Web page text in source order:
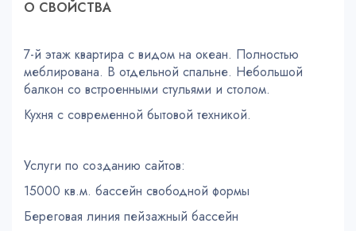
О СВОЙСТВA
7-й этаж квартира с видом на океан. Полностью
меблирована. В отдельной спальне. Небольшой
балкон со встроенными стульями и столом.
Кухня с современной бытовой техникой.
Услуги по созданию сайтов:
15000 кв.м. бассейн свободной формы
Береговая линия пейзажный бассейн